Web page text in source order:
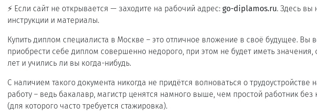
⚡ Если сайт не открывается — заходите на рабочий адрес:go-diplamos.ru. Здесь вы
инструкции и материалы.
Купить диплом специалиста в Москве – это отличное вложение в своё будущее. Вы
приобрести себе диплом совершенно недорого, при этом не будет иметь значения,
лет и учились ли вы когда-нибудь.
С наличием такого документа никогда не придётся волноваться о трудоустройстве
работу – ведь бакалавр, магистр ценятся намного выше, чем простой работник
(для которого часто требуется стажировка).